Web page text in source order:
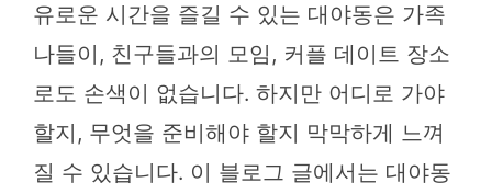
유로운 시간을 즐길 수 있는 대야동은 가족
나들이, 친구들과의 모임, 커플 데이트 장소
로도 손색이 없습니다. 하지만 어디로 가야
할지, 무엇을 준비해야 할지 막막하게 느껴
질 수 있습니다. 이 블로그 글에서는 대야동